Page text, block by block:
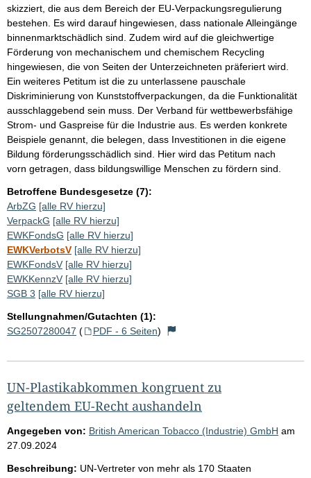
skizziert, die aus dem Bereich der EU-Verpackungsregulierung
bestehen. Es wird darauf hingewiesen, dass nationale Alleingänge
binnenmarktschädlich sind. Zudem wird auf die gleichwertige
Förderung von mechanischem und chemischem Recycling
hingewiesen, die von Seiten der Unterzeichneten präferiert wird.
Ein weiteres Petitum ist die zu unterlassene pauschale
Diskriminierung von Kunststoffverpackungen, da die Funktionalität
ausschlaggebend sein muss. Der Verband für wettbewerbsfähige
Strom- und Gaspreise für die Industrie aus. Es werden konkrete
Beispiele genannt, die belegen, dass Investitionen in die eigene
Bildung förderungsschädlich sind. Hier wird das Petitum nach
vorn getragen, dass bildungswillige Menschen zu fördern sind.
Betroffene Bundesgesetze (7):
ArbZG [alle RV hierzu]
VerpackG [alle RV hierzu]
EWKFondsG [alle RV hierzu]
EWKVerbotsV [alle RV hierzu]
EWKFondsV [alle RV hierzu]
EWKKennzV [alle RV hierzu]
SGB 3 [alle RV hierzu]
Stellungnahmen/Gutachten (1):
SG2507280047 ( PDF - 6 Seiten)
UN-Plastikabkommen kongruent zu
geltendem EU-Recht aushandeln
Angegeben von: British American Tobacco (Industrie) GmbH am
27.09.2024
Beschreibung: UN-Vertreter von mehr als 170 Staaten